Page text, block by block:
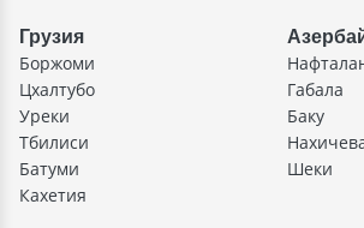
Грузия
Боржоми
Цхалтубо
Уреки
Тбилиси
Батуми
Кахетия
Габала
Баку
Шеки